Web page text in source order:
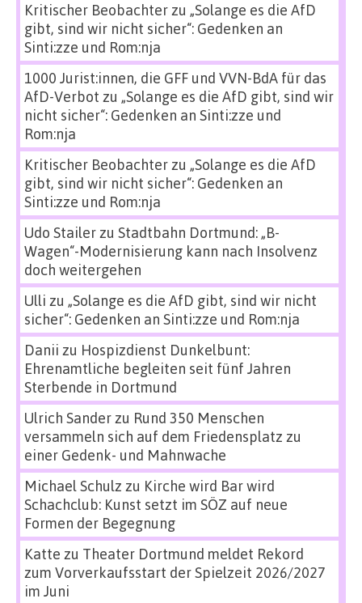
Kritischer Beobachterzu „Solange es die AfD
gibt, sind wir nicht sicher“: Gedenken an
Sinti:zze und Rom:nja
1000 Jurist:innen, die GFF und VVN-BdA für das
AfD-Verbot zu „Solange es die AfD gibt, sind wir
nicht sicher“: Gedenken an Sinti:zze und
Rom:nja
Kritischer Beobachterzu „Solange es die AfD
gibt, sind wir nicht sicher“: Gedenken an
Sinti:zze und Rom:nja
Udo Stailerzu Stadtbahn Dortmund: „B-
Wagen“-Modernisierung kann nach Insolvenz
doch weitergehen
Ulli zu „Solange es die AfD gibt, sind wir nicht
sicher“: Gedenken an Sinti:zze und Rom:nja
Danii zu Hospizdienst Dunkelbunt:
Ehrenamtliche begleiten seit fünf Jahren
Sterbende in Dortmund
Ulrich Sanderzu Rund 350 Menschen
versammeln sich auf dem Friedensplatz zu
einer Gedenk- und Mahnwache
Michael Schulz zu Kirche wird Bar wird
Schachclub: Kunst setzt im SÖZ auf neue
Formen der Begegnung
Katte zu Theater Dortmund meldet Rekord
zum Vorverkaufsstart der Spielzeit 2026/2027
im Juni